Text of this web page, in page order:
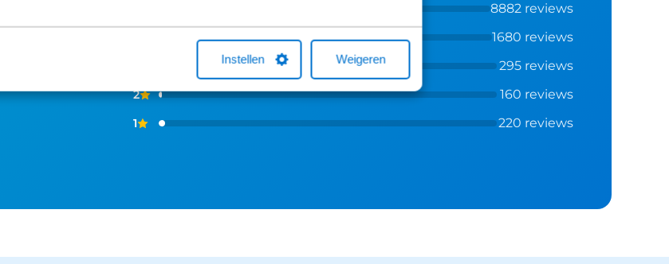
Instellen Weigeren
8882 reviews
1680 reviews
295 reviews
2 160 reviews
1 220 reviews